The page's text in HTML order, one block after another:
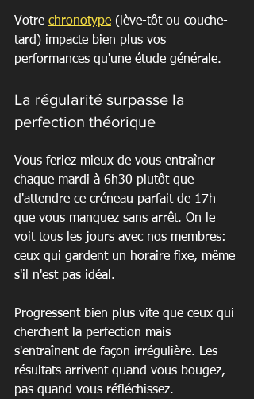
Votre chronotype (lève-tôt ou couche-
tard) impacte bien plus vos
performances qu'une étude générale.
La régularité surpasse la
perfection théorique
Vous feriez mieux de vous entraîner
chaque mardi à 6h30 plutôt que
d'attendre ce créneau parfait de 17h
que vous manquez sans arrêt. On le
voit tous les jours avec nos membres:
ceux qui gardent un horaire fixe, même
s'il n'est pas idéal.
Progressent bien plus vite que ceux qui
cherchent la perfection mais
s'entraînent de façon irrégulière. Les
résultats arrivent quand vous bougez,
pas quand vous réfléchissez.